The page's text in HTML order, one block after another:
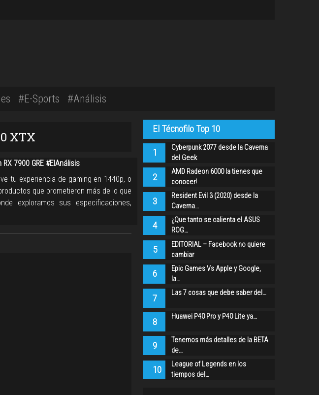
#E-Sports #Análisis
XTX
7900 GRE #ElAnálisis
tu experiencia de gaming en 1440p, o
que prometieron más de lo que
exploramos sus especificaciones,
El Técnofilo Top 10
1
Cyberpunk 2077 desde la Caverna
del Geek
2
AMD Radeon 6000 la tienes que
conocer!
3
Resident Evil 3 (2020) desde la
Caverna…
4
¿Que tanto se calienta el ASUS
ROG…
5
EDITORIAL – Facebook no quiere
cambiar
6
Epic Games Vs Apple y Google,
la…
7 Las 7 cosas que debe saber del…
8 Huawei P40 Pro y P40 Lite ya…
9
Tenemos más detalles de la BETA
de…
10
League of Legends en los
tiempos del…